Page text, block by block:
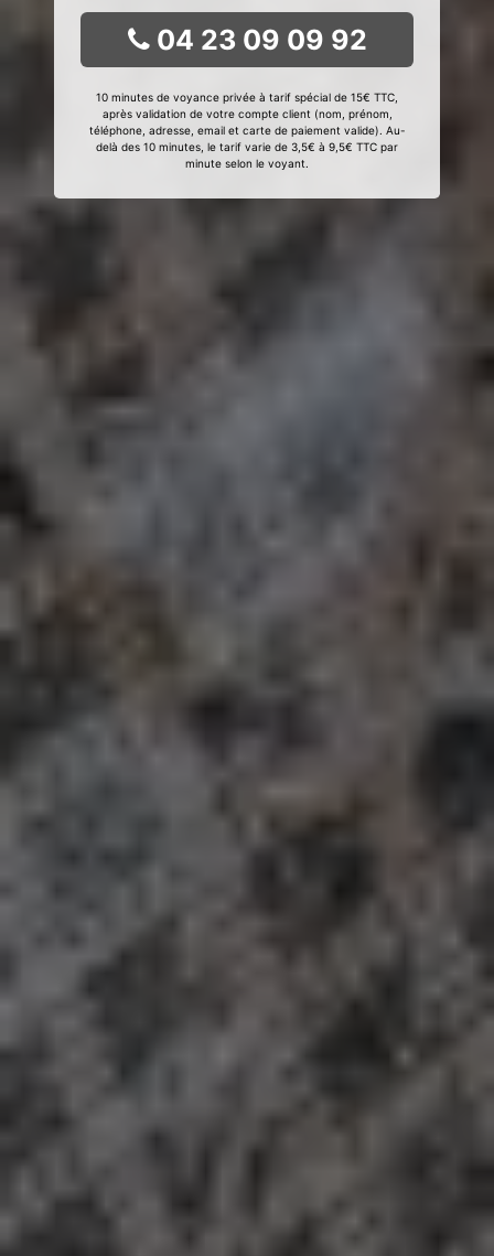
04 23 09 09 92
10 minutes de voyance privée à tarif spécial de 15€ TTC,
après validation de votre compte client (nom, prénom,
téléphone, adresse, email et carte de paiement valide). Au-
delà des 10 minutes, le tarif varie de 3,5€ à 9,5€ TTC par
minute selon le voyant.